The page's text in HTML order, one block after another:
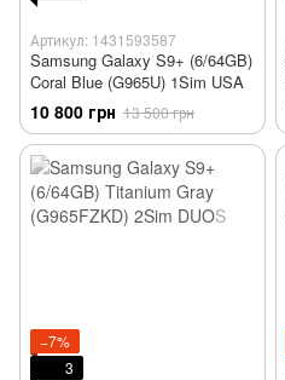
Артикул: 1431593587
Samsung Galaxy S9+ (6/64GB)
Coral Blue (G965U) 1Sim USA
10 800 грн 13 500 грн
−7%
3